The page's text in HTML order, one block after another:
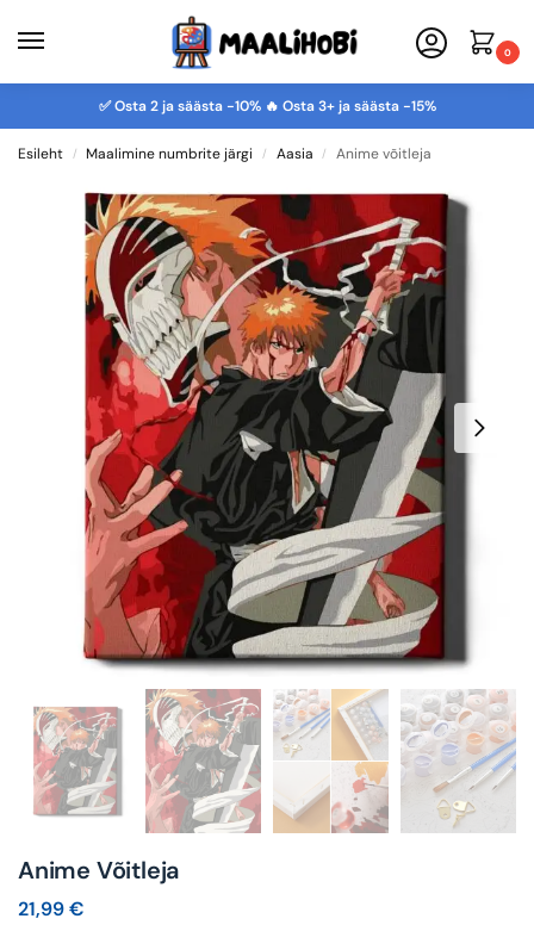
0
✅ Osta 2 ja säästa -10% 🔥 Osta 3+ ja säästa -15%
Esileht / Maalimine numbrite järgi / Aasia / Anime võitleja
Anime Võitleja
21,99€